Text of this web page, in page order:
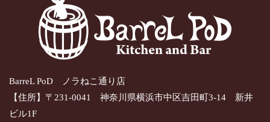
BarreL PoD ノラねこ通り店
【住所】〒231-0041 神奈川県横浜市中区吉田町3-14 新井
ビル1F